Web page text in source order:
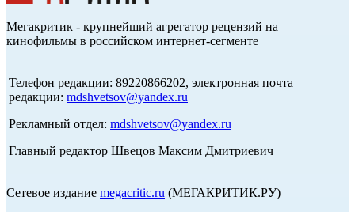
Мегакритик - крупнейший агрегатор рецензий на
кинофильмы в российском интернет-сегменте
Телефон редакции: 89220866202, электронная почта
редакции: mdshvetsov@yandex.ru
Рекламный отдел: mdshvetsov@yandex.ru
Главный редактор Швецов Максим Дмитриевич
Сетевое издание megacritic.ru (МЕГАКРИТИК.РУ)